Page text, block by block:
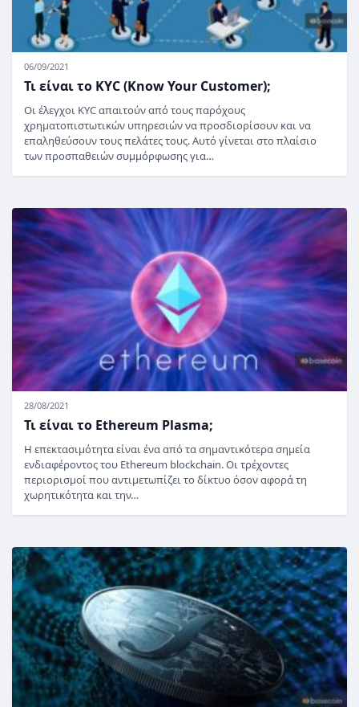
06/09/2021
Τι είναι το KYC (Know Your Customer);
Οι έλεγχοι KYC απαιτούν από τους παρόχους
χρηματοπιστωτικών υπηρεσιών να προσδιορίσουν και να
επαληθεύσουν τους πελάτες τους. Αυτό γίνεται στο πλαίσιο
των προσπαθειών συμμόρφωσης για…
28/08/2021
Τι είναι το Ethereum Plasma;
Η επεκτασιμότητα είναι ένα από τα σημαντικότερα σημεία
ενδιαφέροντος του Ethereum blockchain. Οι τρέχοντες
περιορισμοί που αντιμετωπίζει το δίκτυο όσον αφορά τη
χωρητικότητα και την…